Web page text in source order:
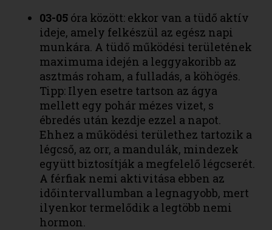
03-05 óra között: ekkor van a tüdő aktív
ideje, amely felkészül az egész napi
munkára. A tüdő működési területének
maximuma idején a leggyakoribb az
asztmás roham, a fulladás, a köhögés.
Tipp: Ilyen esetre tartson az ágya
mellett egy pohár mézes vizet, s
ébredés után kezdje ezzel a napot.
Ehhez a működési területhez tartozik a
légcső, az orr, a mandulák, mindezek
együtt biztosítják a megfelelő légcserét.
A férfiak nemi aktivitása ebben az
időintervallumban a legnagyobb, mert
ilyenkor termelődik a legtöbb nemi
hormon.